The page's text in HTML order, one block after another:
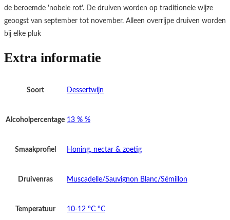
de beroemde 'nobele rot'. De druiven worden op traditionele wijze
geoogst van september tot november. Alleen overrijpe druiven worden
bij elke pluk
Extra informatie
Soort Dessertwijn
Alcoholpercentage 13 % %
Smaakprofiel Honing, nectar & zoetig
Druivenras Muscadelle/Sauvignon Blanc/Sémillon
Temperatuur 10-12 °C °C